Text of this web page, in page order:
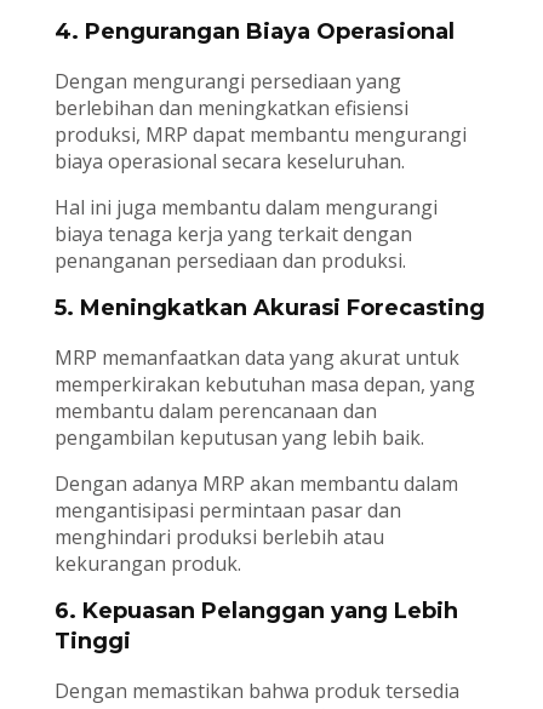
4. Pengurangan Biaya Operasional
Dengan mengurangi persediaan yang
berlebihan dan meningkatkan efisiensi
produksi, MRP dapat membantu mengurangi
biaya operasional secara keseluruhan.
Hal ini juga membantu dalam mengurangi
biaya tenaga kerja yang terkait dengan
penanganan persediaan dan produksi.
5. Meningkatkan Akurasi Forecasting
MRP memanfaatkan data yang akurat untuk
memperkirakan kebutuhan masa depan, yang
membantu dalam perencanaan dan
pengambilan keputusan yang lebih baik.
Dengan adanya MRP akan membantu dalam
mengantisipasi permintaan pasar dan
menghindari produksi berlebih atau
kekurangan produk.
6. Kepuasan Pelanggan yang Lebih
Tinggi
Dengan memastikan bahwa produk tersedia